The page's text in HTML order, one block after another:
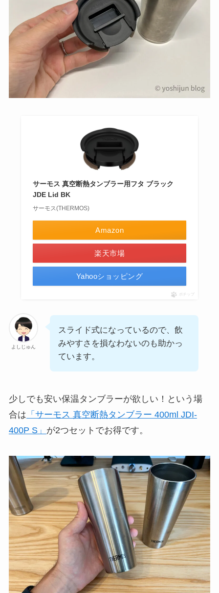
サーモス 真空断熱タンブラー用フタ ブラック
JDE Lid BK
サーモス(THERMOS)
Amazon
楽天市場
Yahooショッピング
ポチップ
よしじゅん
スライド式になっているので、飲
みやすさを損なわないのも助かっ
ています。
少しでも安い保温タンブラーが欲しい！という場
合は 「サーモス 真空断熱タンブラー 400ml JDI-
400P S」 が2つセットでお得です。